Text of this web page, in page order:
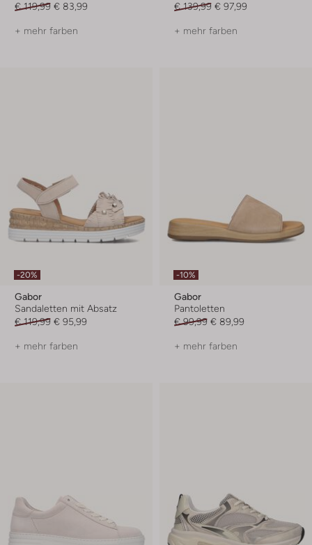
€ 119,99 € 83,99
+ mehr farben
€ 139,99 € 97,99
+ mehr farben
-20%
Gabor
Sandaletten mit Absatz
€ 119,99 € 95,99
+ mehr farben
-10%
Gabor
Pantoletten
€ 99,99 € 89,99
+ mehr farben